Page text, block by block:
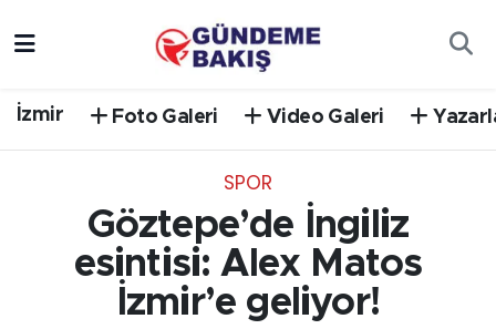
İzmir Foto Galeri Video Galeri
SPOR
Göztepe’de İngiliz
esintisi: Alex Matos
İzmir’e geliyor!
EGE
EĞİTİM
Süper Lig Puan Durumu ve Fikstür
Tüm Manşetler